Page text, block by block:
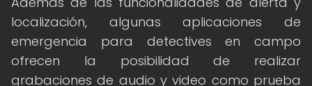
localización, algunas aplicaciones de
emergencia para detectives en campo
ofrecen la posibilidad de realizar
grabaciones de audio y video como prueba